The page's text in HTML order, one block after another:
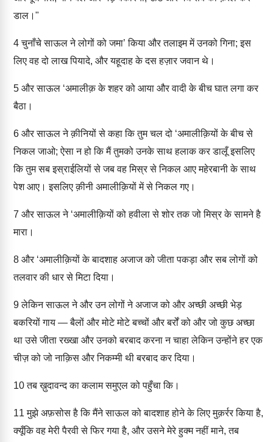
डाल।"
4चुनाँचे साऊल ने लोगों को जमा’ किया और तलाइम में उनको गिना; इस
लिए वह दो लाख पियादे, और यहूदाह के दस हज़ार जवान थे।
5 और साऊल ‘अमालीक़ के शहर को आया और वादी के बीच घात लगा कर
बैठा।
6 और साऊल ने क़ीनियों से कहा कि तुम चल दो ‘अमालीक़ियों के बीच से
निकल जाओ; ऐसा न हो कि मैं तुमको उनके साथ हलाक कर डालूँ इसलिए
कि तुम सब इस्राईलियों से जब वह मिस्र से निकल आए महेरबानी के साथ
पेश आए। इसलिए क़ीनी अमालीक़ियों में से निकल गए।
7 और साऊल ने ‘अमालीक़ियों को हवीला से शोर तक जो मिस्र के सामने है
मारा।
8 और ‘अमालीक़ियों के बादशाह अजाज को जीता पकड़ा और सब लोगों को
तलवार की धार से मिटा दिया।
9लेकिन साऊल ने और उन लोगों ने अजाज को और अच्छी अच्छी भेड़
बकरियों गाय — बैलों और मोटे मोटे बच्चों और बर्रों को और जो कुछ अच्छा
था उसे जीता रख्खा और उनको बरबाद करना न चाहा लेकिन उन्होंने हर एक
चीज़ को जो नाक़िस और निकम्मी थी बरबाद कर दिया।
10तब ख़ुदावन्द का कलाम समुएल को पहुँचा कि।
11 मुझे अफ़सोस है कि मैंने साऊल को बादशाह होने के लिए मुक़र्रर किया है,
क्यूँकि वह मेरी पैरवी से फिर गया है, और उसने मेरे हुक्म नहीं माने, तब